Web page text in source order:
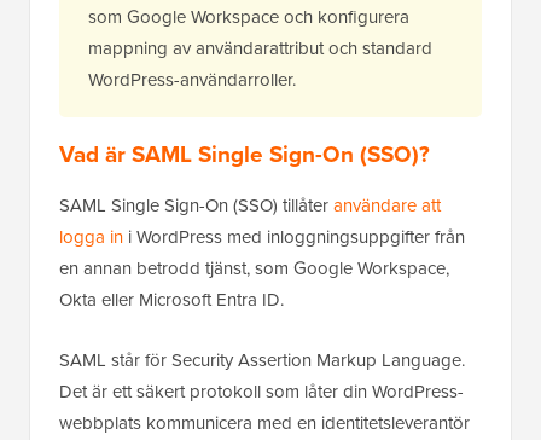
som Google Workspace och konfigurera
mappning av användarattribut och standard
WordPress-användarroller.
Vad är SAML Single Sign-On (SSO)?
SAML Single Sign-On (SSO) tillåteranvändare att
logga in i WordPress med inloggningsuppgifter från
en annan betrodd tjänst, som Google Workspace,
Okta eller Microsoft Entra ID.
SAML står för Security Assertion Markup Language.
Det är ett säkert protokoll som låter din WordPress-
webbplats kommunicera med en identitetsleverantör